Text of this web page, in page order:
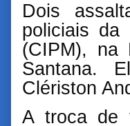
Dois
policiais da
(CIPM), na
Santana.
Clériston
A troca de